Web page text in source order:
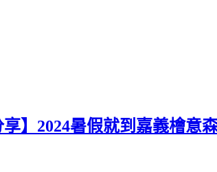
】2024暑假就到嘉義檜意